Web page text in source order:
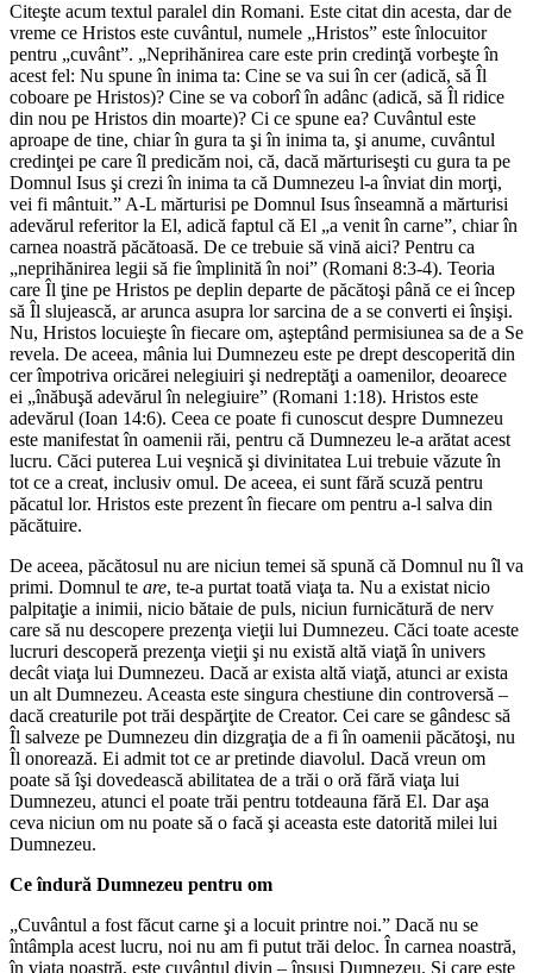
Citeşte acum textul paralel din Romani. Este citat din acesta, dar de
vreme ce Hristos este cuvântul, numele „Hristos” este înlocuitor
pentru „cuvânt”. „Neprihănirea care este prin credinţă vorbeşte în
acest fel: Nu spune în inima ta: Cine se va sui în cer (adică, să Îl
coboare pe Hristos)? Cine se va coborî în adânc (adică, să Îl ridice
din nou pe Hristos din moarte)? Ci ce spune ea? Cuvântul este
aproape de tine, chiar în gura ta şi în inima ta, şi anume, cuvântul
credinţei pe care îl predicăm noi, că, dacă mărturiseşti cu gura ta pe
Domnul Isus şi crezi în inima ta că Dumnezeu l-a înviat din morţi,
vei fi mântuit.” A-L mărturisi pe Domnul Isus înseamnă a mărturisi
adevărul referitor la El, adică faptul că El „a venit în carne”, chiar în
carnea noastră păcătoasă. De ce trebuie să vină aici? Pentru ca
„neprihănirea legii să fie împlinită în noi” (Romani 8:3-4). Teoria
care Îl ţine pe Hristos pe deplin departe de păcătoşi până ce ei încep
să Îl slujească, ar arunca asupra lor sarcina de a se converti ei înşişi.
Nu, Hristos locuieşte în fiecare om, aşteptând permisiunea sa de a Se
revela. De aceea, mânia lui Dumnezeu este pe drept descoperită din
cer împotriva oricărei nelegiuiri şi nedreptăţi a oamenilor, deoarece
ei „înăbuşă adevărul în nelegiuire” (Romani 1:18). Hristos este
adevărul (Ioan 14:6). Ceea ce poate fi cunoscut despre Dumnezeu
este manifestat în oamenii răi, pentru că Dumnezeu le-a arătat acest
lucru. Căci puterea Lui veşnică şi divinitatea Lui trebuie văzute în
tot ce a creat, inclusiv omul. De aceea, ei sunt fără scuză pentru
păcatul lor. Hristos este prezent în fiecare om pentru a-l salva din
păcătuire.
De aceea, păcătosul nu are niciun temei să spună că Domnul nu îl va
primi. Domnul te are, te-a purtat toată viaţa ta. Nu a existat nicio
palpitaţie a inimii, nicio bătaie de puls, niciun furnicătură de nerv
care să nu descopere prezenţa vieţii lui Dumnezeu. Căci toate aceste
lucruri descoperă prezenţa vieţii şi nu există altă viaţă în univers
decât viaţa lui Dumnezeu. Dacă ar exista altă viaţă, atunci ar exista
un alt Dumnezeu. Aceasta este singura chestiune din controversă –
dacă creaturile pot trăi despărţite de Creator. Cei care se gândesc să
Îl salveze pe Dumnezeu din dizgraţia de a fi în oamenii păcătoşi, nu
Îl onorează. Ei admit tot ce ar pretinde diavolul. Dacă vreun om
poate să îşi dovedească abilitatea de a trăi o oră fără viaţa lui
Dumnezeu, atunci el poate trăi pentru totdeauna fără El. Dar aşa
ceva niciun om nu poate să o facă şi aceasta este datorită milei lui
Dumnezeu.
Ce îndură Dumnezeu pentru om
„Cuvântul a fost făcut carne şi a locuit printre noi.” Dacă nu se
întâmpla acest lucru, noi nu am fi putut trăi deloc. În carnea noastră,
în viaţa noastră, este cuvântul divin – însuşi Dumnezeu. Şi care este